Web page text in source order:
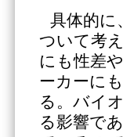
具体的に
ついて考
にも性差
ーカーに
る。バイ
る影響で